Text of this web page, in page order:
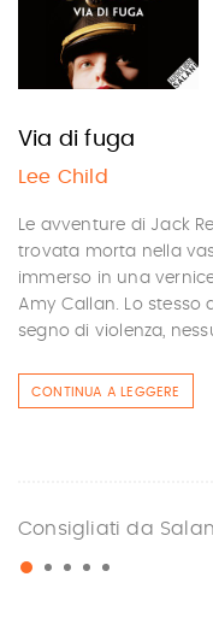
Via di fuga
Lee Child
Le avventure di Jack
trovata morta nella
immerso in una
Amy Callan. Lo stesso
segno di violenza,
CONTINUA A LEGGERE
Consigliati da